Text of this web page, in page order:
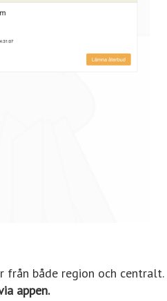
från både region och centralt.
appen.